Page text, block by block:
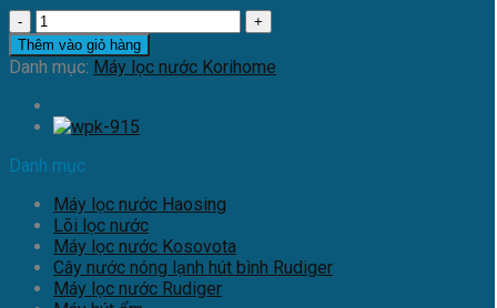
Máy
lọc
và
nóng
lạnh
Korihome
916
số
lượng
Thêm vào giỏ hàng
Danh mục: Máy lọc nước Korihome
Danh mục
Máy lọc nước Haosing
Lõi lọc nước
Máy lọc nước Kosovota
Cây nước nóng lạnh hút bình Rudiger
Máy lọc nước Rudiger